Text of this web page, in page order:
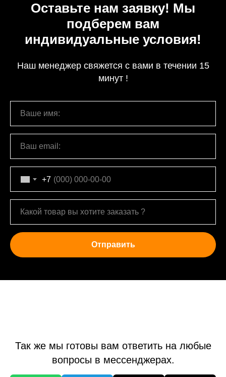
Оставьте нам заявку! Мы
подберем вам
индивидуальные условия!
Наш менеджер свяжется с вами в течении 15
минут !
Ваше имя:
Ваш email:
+7
Какой товар вы хотите заказать ?
Отправить
Так же мы готовы вам ответить на любые
вопросы в мессенджерах.